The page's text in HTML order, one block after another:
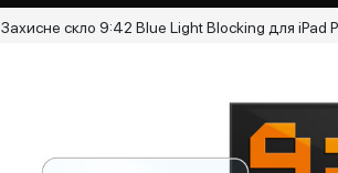
Захисне скло 9:42 Blue Light Blocking для iPad